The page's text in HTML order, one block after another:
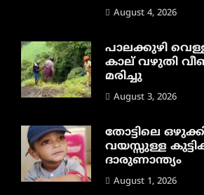
August 4, 2026
പാലക്കുഴി
കാല് വഴുതി
മരിച്ചു
August 3, 2026
തോട്ടിലെ
വയസ്സുള്ള
ദാരുണാന്ത്യം
August 1, 2026